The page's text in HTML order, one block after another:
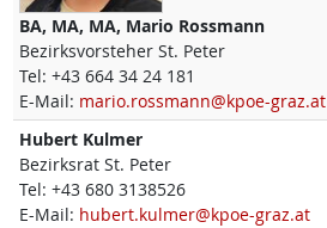
BA, MA, MA, Mario Rossmann
Bezirksvorsteher St. Peter
Tel: +43 664 34 24 181
E-Mail: mario.rossmann@kpoe-graz.at
Hubert Kulmer
Bezirksrat St. Peter
Tel: +43 680 3138526
E-Mail: hubert.kulmer@kpoe-graz.at